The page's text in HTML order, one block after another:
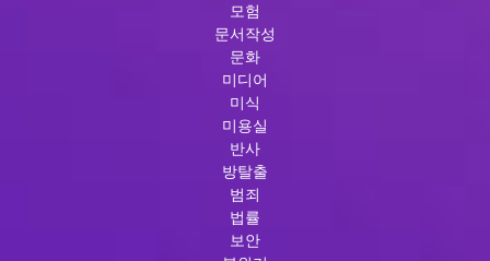
모험
문서작성
문화
미디어
미식
미용실
반사
방탈출
범죄
법률
보안